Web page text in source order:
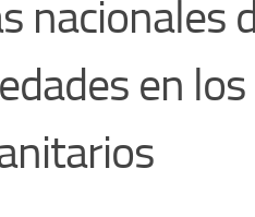
nacionales
en los